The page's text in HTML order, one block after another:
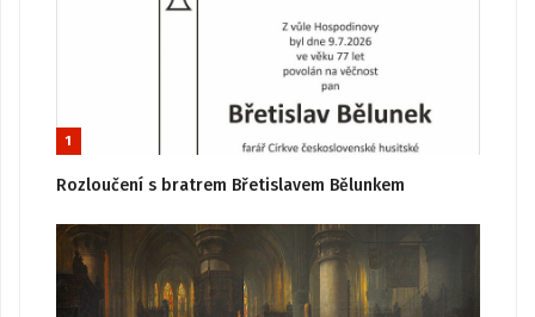
1
Rozloučení s bratrem Břetislavem Bělunkem